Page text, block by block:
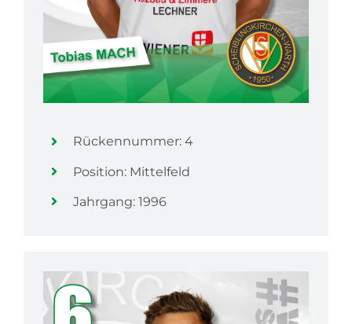
Rückennummer: 4
Position: Mittelfeld
Jahrgang: 1996